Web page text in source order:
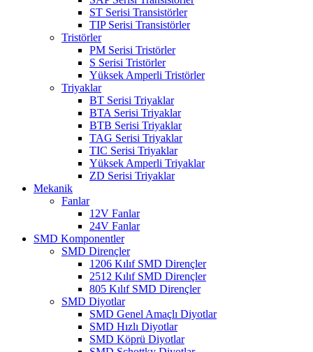
ST Serisi Transistörler
TIP Serisi Transistörler
Tristörler
PM Serisi Tristörler
S Serisi Tristörler
Yüksek Amperli Tristörler
Triyaklar
BT Serisi Triyaklar
BTA Serisi Triyaklar
BTB Serisi Triyaklar
TAG Serisi Triyaklar
TIC Serisi Triyaklar
Yüksek Amperli Triyaklar
ZD Serisi Triyaklar
Mekanik
Fanlar
12V Fanlar
24V Fanlar
SMD Komponentler
SMD Dirençler
1206 Kılıf SMD Dirençler
2512 Kılıf SMD Dirençler
805 Kılıf SMD Dirençler
SMD Diyotlar
SMD Genel Amaçlı Diyotlar
SMD Hızlı Diyotlar
SMD Köprü Diyotlar